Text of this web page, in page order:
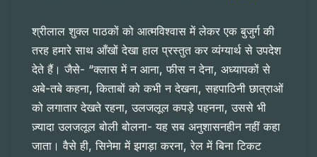
श्रीलाल शुक्ल पाठकों को आत्मविश्वास में लेकर एक बुजुर्ग की
तरह हमारे साथ आँखों देखा हाल प्रस्तुत कर व्यंग्यार्थ से उपदेश
देते हैं। जैसे- “क्लास में न आना, फीस न देना, अध्यापकों से
अबे-तबे कहना, किताबों को कभी न देखना, सहपाठिनी छात्राओं
को लगातार देखते रहना, उलजलूल कपड़े पहनना, उससे भी
ज़्यादा उलजलूल बोली बोलना- यह सब अनुशासनहीन नहीं कहा
जाता। वैसे ही, सिनेमा में झगड़ा करना, रेल में बिना टिकट